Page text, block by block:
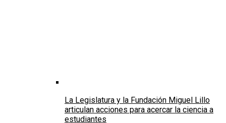
La Legislatura y la Fundación Miguel Lillo
articulan acciones para acercar la ciencia a
estudiantes